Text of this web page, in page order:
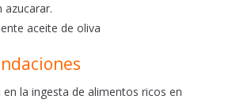
azucarar.
aceite de oliva
en la ingesta de alimentos ricos en